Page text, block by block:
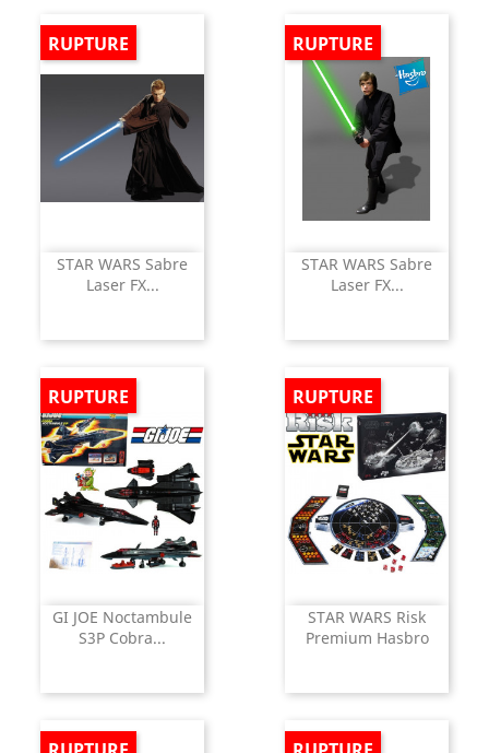
STAR WARS Sabre
Laser FX...
RUPTURE
STAR WARS Sabre
Laser FX...
RUPTURE
GI JOE Noctambule
S3P Cobra...
RUPTURE
STAR WARS Risk
Premium Hasbro
RUPTURE